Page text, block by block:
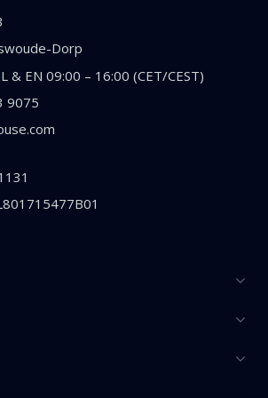
Dorp
& EN 09:00 – 16:00 (CET/CEST)
9075